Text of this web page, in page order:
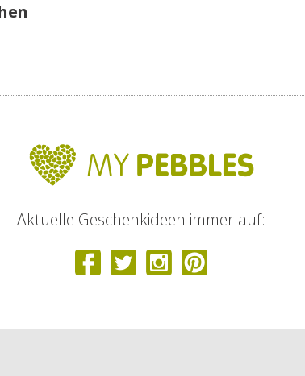
Aktuelle Geschenkideen immer auf: